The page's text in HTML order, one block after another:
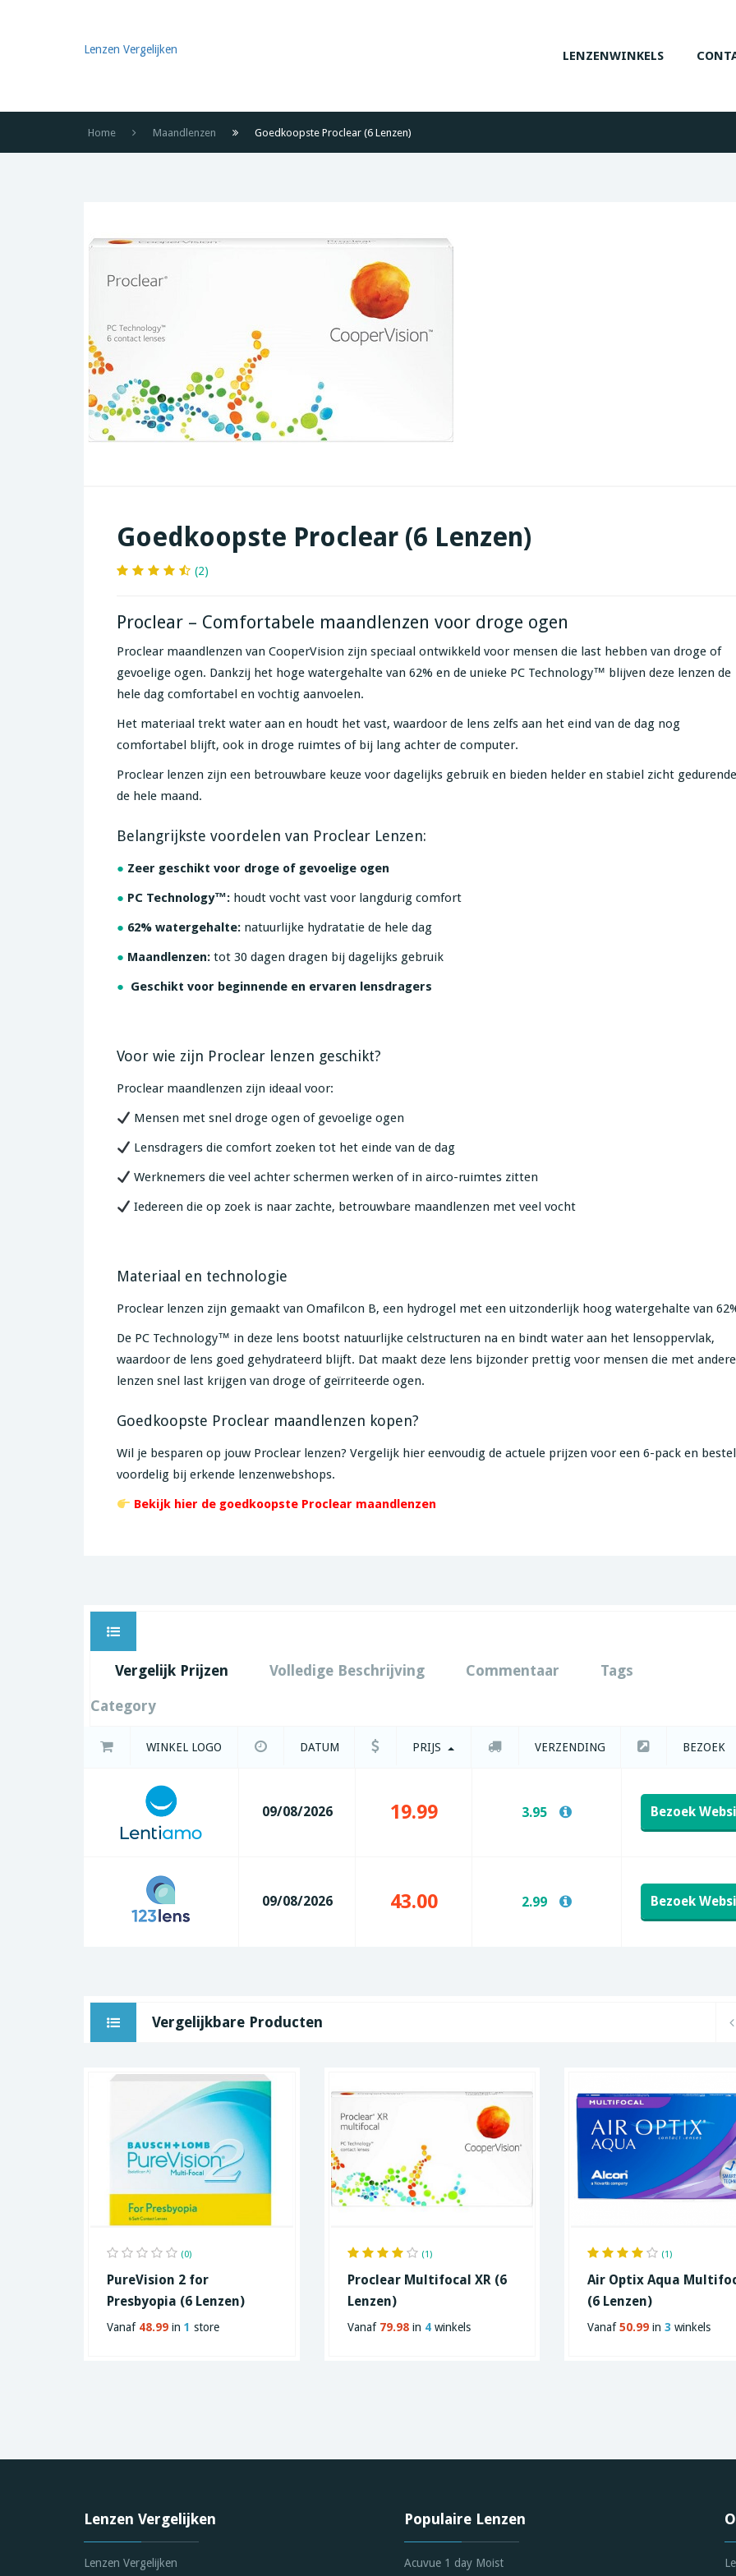
Lenzen Vergelijken LENZENWINKELS
Home Maandlenzen Goedkoopste Proclear (6 Lenzen)
Goedkoopste Proclear (6 Lenzen)
(2)
Proclear – Comfortabele maandlenzen voor droge ogen
Proclear maandlenzen van CooperVision zijn speciaal ontwikkeld voor mensen die last hebben van droge of
gevoelige ogen. Dankzij het hoge watergehalte van 62% en de unieke PC Technology™ blijven deze lenzen de
hele dag comfortabel en vochtig aanvoelen.
Het materiaal trekt water aan en houdt het vast, waardoor de lens zelfs aan het eind van de dag nog
comfortabel blijft, ook in droge ruimtes of bij lang achter de computer.
Proclear lenzen zijn een betrouwbare keuze voor dagelijks gebruik en bieden helder en stabiel zicht gedurende
de hele maand.
Belangrijkste voordelen van Proclear Lenzen:
● Zeer geschikt voor droge of gevoelige ogen
● PC Technology™: houdt vocht vast voor langdurig comfort
● 62% watergehalte: natuurlijke hydratatie de hele dag
● Maandlenzen: tot 30 dagen dragen bij dagelijks gebruik
● Geschikt voor beginnende en ervaren lensdragers
Voor wie zijn Proclear lenzen geschikt?
Proclear maandlenzen zijn ideaal voor:
Mensen met snel droge ogen of gevoelige ogen
Lensdragers die comfort zoeken tot het einde van de dag
Werknemers die veel achter schermen werken of in airco-ruimtes zitten
Iedereen die op zoek is naar zachte, betrouwbare maandlenzen met veel vocht
Materiaal en technologie
Proclear lenzen zijn gemaakt van Omafilcon B, een hydrogel met een uitzonderlijk hoog watergehalte van
De PC Technology™ in deze lens bootst natuurlijke celstructuren na en bindt water aan het lensoppervlak,
waardoor de lens goed gehydrateerd blijft. Dat maakt deze lens bijzonder prettig voor mensen die met andere
lenzen snel last krijgen van droge of geïrriteerde ogen.
Goedkoopste Proclear maandlenzen kopen?
Wil je besparen op jouw Proclear lenzen? Vergelijk hier eenvoudig de actuele prijzen voor een 6-pack en bestel
voordelig bij erkende lenzenwebshops.
Bekijk hier de goedkoopste Proclear maandlenzen
Vergelijk Prijzen Volledige Beschrijving Commentaar Tags
Category
WINKEL LOGO DATUM PRIJS VERZENDING BEZOEK
09/08/2026 19.99 3.95 Bezoek
09/08/2026 43.00 2.99 Bezoek
Vergelijkbare Producten
(0)
PureVision 2 for
Presbyopia (6 Lenzen)
Vanaf 48.99 in 1 store
(1)
Proclear Multifocal XR (6
Lenzen)
Vanaf 79.98in 4winkels
(1)
Air Optix Aqua
(6 Lenzen)
Vanaf50.99 in 3 winkels
Lenzen Vergelijken
Lenzen Vergelijken
Populaire Lenzen
Acuvue 1 day Moist